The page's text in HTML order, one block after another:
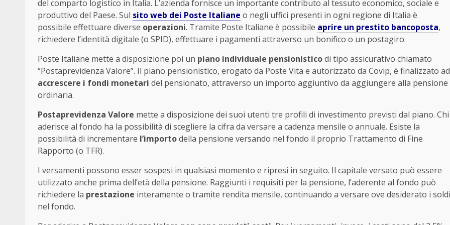
del comparto logistico in Italia. L’azienda fornisce un importante contributo al tessuto economico, sociale e
produttivo del Paese. Sul sito web dei Poste Italiane o negli uffici presenti in ogni regione di Italia è
possibile effettuare diverse operazioni. Tramite Poste Italiane è possibile aprire un prestito bancoposta,
richiedere l’identità digitale (o SPID), effettuare i pagamenti attraverso un bonifico o un postagiro.
Poste Italiane mette a disposizione poi un piano individuale pensionisticodi tipo assicurativo chiamato
“Postaprevidenza Valore”. Il piano pensionistico, erogato da Poste Vita e autorizzato da Covip, è finalizzato ad
accrescere i fondi monetari del pensionato, attraverso un importo aggiuntivo da aggiungere alla pensione
ordinaria.
Postaprevidenza Valore mette a disposizione dei suoi utenti tre profili di investimento previsti dal piano. Chi
aderisce al fondo ha la possibilità di scegliere la cifra da versare a cadenza mensile o annuale. Esiste la
possibilità di incrementare l’importodella pensione versando nel fondo il proprio Trattamento di Fine
Rapporto (o TFR).
I versamenti possono esser sospesi in qualsiasi momento e ripresi in seguito. Il capitale versato può essere
utilizzato anche prima dell’età della pensione. Raggiunti i requisiti per la pensione, l’aderente al fondo può
richiedere la prestazione interamente o tramite rendita mensile, continuando a versare ove desiderato i soldi
nel fondo.